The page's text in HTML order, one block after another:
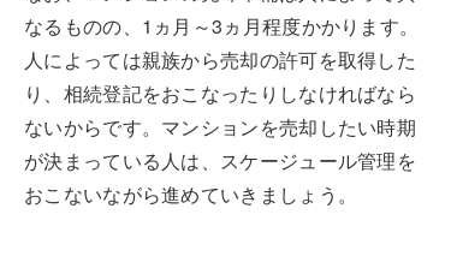
なるものの、1ヵ月～3ヵ月程度かかります。
人によっては親族から売却の許可を取得した
り、相続登記をおこなったりしなければなら
ないからです。マンションを売却したい時期
が決まっている人は、スケージュール管理を
おこないながら進めていきましょう。